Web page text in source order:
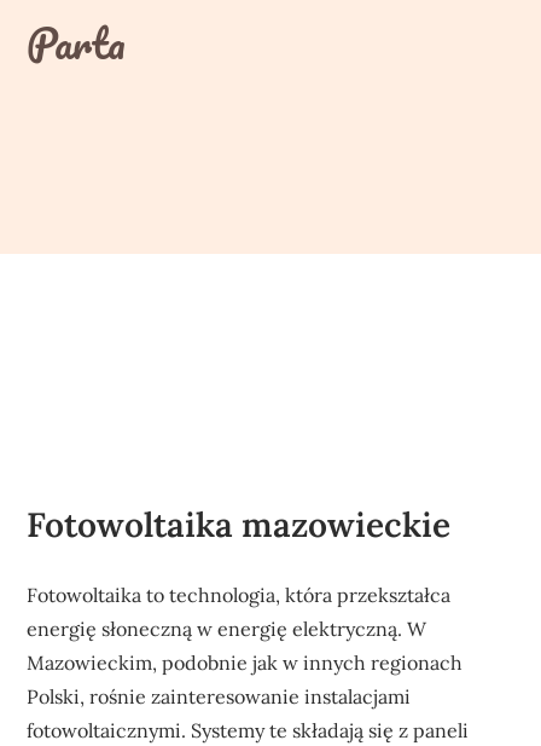
contentParta
Fotowoltaika mazowieckie
Fotowoltaika to technologia, która przekształca
energię słoneczną w energię elektryczną. W
Mazowieckim, podobnie jak w innych regionach
Polski, rośnie zainteresowanie instalacjami
fotowoltaicznymi. Systemy te składają się z paneli